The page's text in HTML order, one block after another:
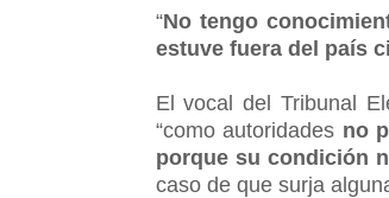
“No tengo
estuve fuera del país
El vocal del Tribunal
“como autoridades no
porque su condición
caso de que surja